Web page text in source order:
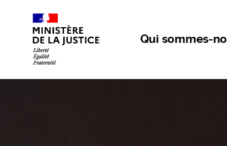
Aller au contenu
Qui sommes-